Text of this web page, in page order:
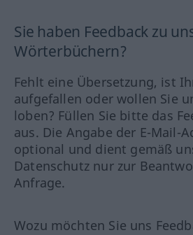
Sie haben Feedback zu
Wörterbüchern?
Fehlt eine Übersetzung, ist
aufgefallen oder wollen Sie
loben? Füllen Sie bitte das
aus. Die Angabe der E-Mail-
optional und dient gemäß
Datenschutz nur zur
Anfrage.
Wozu möchten Sie uns